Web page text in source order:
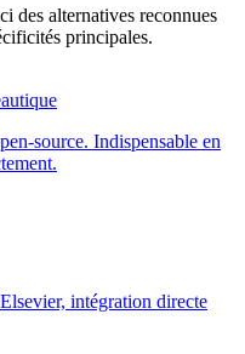
des alternatives reconnues
principales.
source. Indispensable en
intégration directe